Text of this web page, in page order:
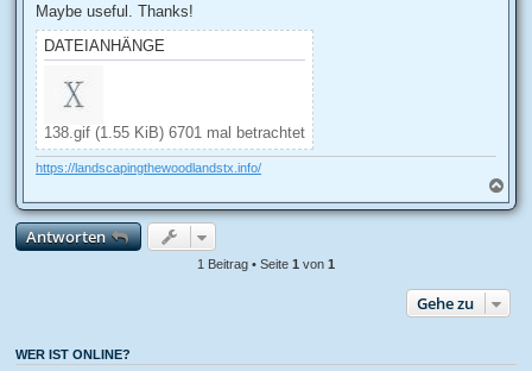
Maybe useful. Thanks!
DATEIANHÄNGE
138.gif (1.55 KiB) 6701 mal betrachtet
https://landscapingthewoodlandstx.info/
a
c
Antworten
1 Beitrag • Seite 1 von 1
Gehe zu
WER IST ONLINE?